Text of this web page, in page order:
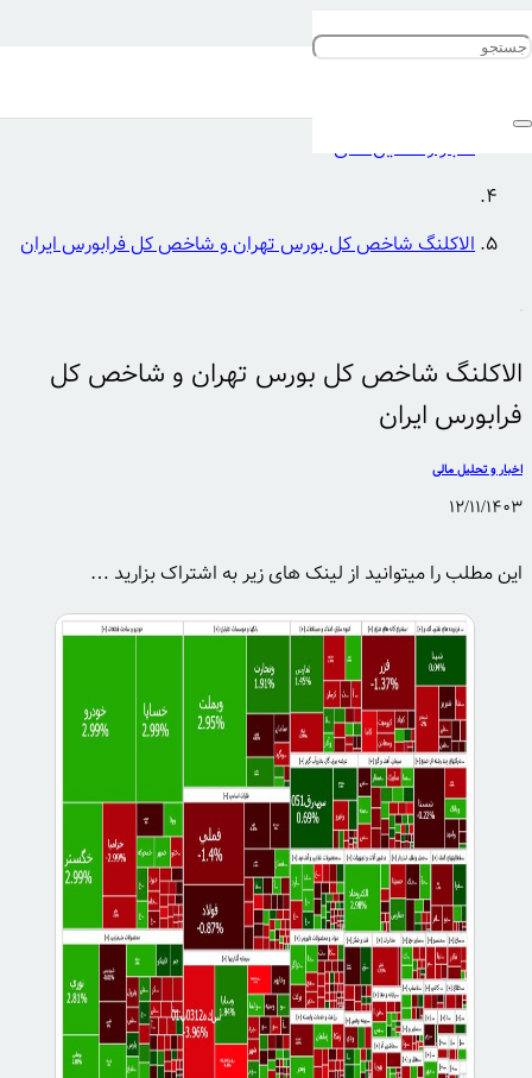
اخبار و تحلیل مالی
الاکلنگ شاخص کل بورس تهران و شاخص کل فرابورس ایران
الاکلنگ شاخص کل بورس تهران و شاخص کل
فرابورس ایران
اخبار و تحلیل مالی
12/11/1403
این مطلب را میتوانید از لینک های زیر به اشتراک بزارید …